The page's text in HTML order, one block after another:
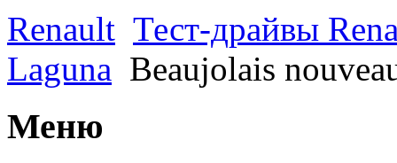
Renault Тест-драйвы
Laguna Beaujolais
Меню